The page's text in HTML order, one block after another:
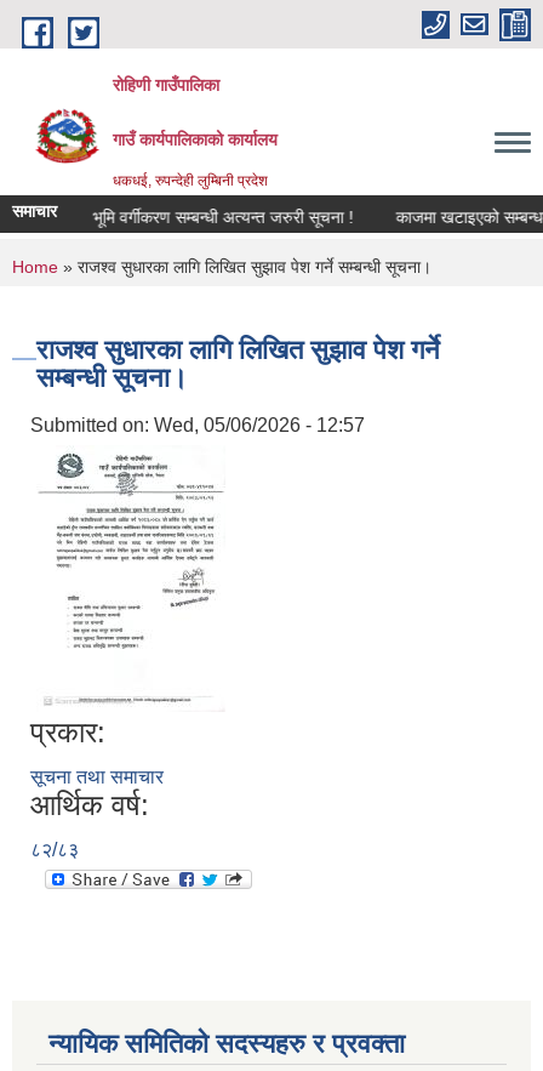
Skip to main content
रोहिणी गाउँपालिका
गाउँ कार्यपालिकाको कार्यालय
धकधई, रुपन्देही लुम्बिनी प्रदेश
समाचार
! भूमि वर्गीकरण सम्बन्धी अत्यन्त जरुरी सूचना ! काजमा खटाइएको सम्बन्धमा
You are here
Home » राजश्व सुधारका लागि लिखित सुझाव पेश गर्ने सम्बन्धी सूचना।
राजश्व सुधारका लागि लिखित सुझाव पेश गर्ने
सम्बन्धी सूचना।
Submitted on: Wed, 05/06/2026 - 12:57
प्रकार:
सूचना तथा समाचार
आर्थिक वर्ष:
८२/८३
न्यायिक समितिको सदस्यहरु र प्रवक्ता